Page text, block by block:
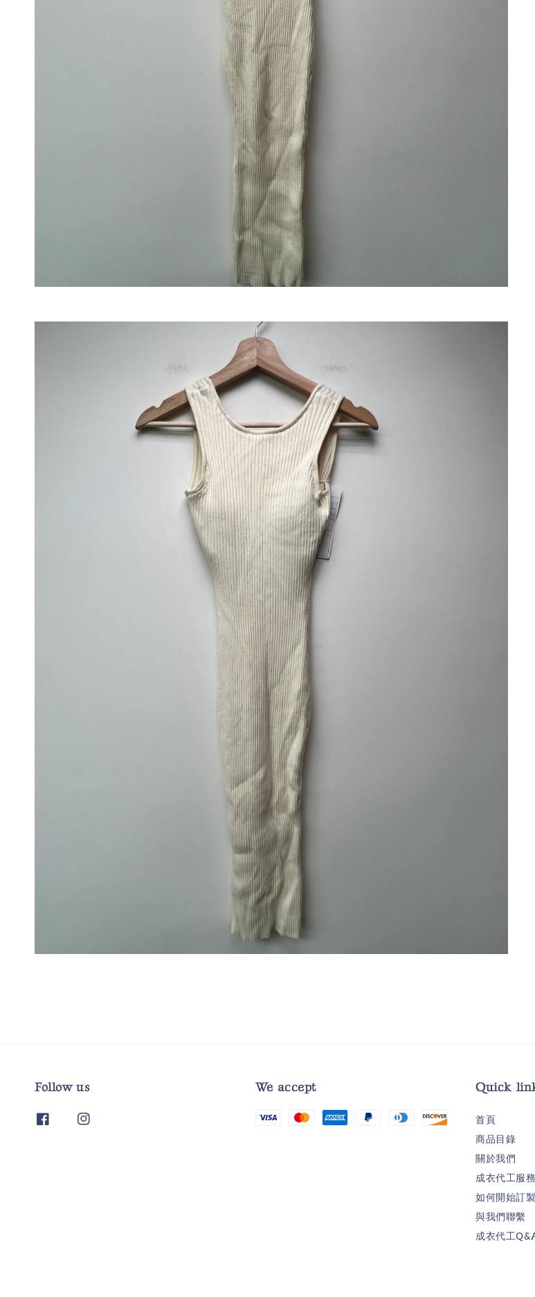
Follow us We accept Quick
首頁
商品目錄
關於我們
成衣代工服務
如何開始訂製
與我們聯繫
成衣代工